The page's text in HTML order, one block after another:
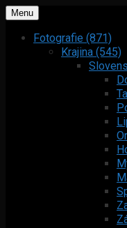
Menu
Fotografie (871)
Krajina (545)